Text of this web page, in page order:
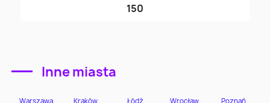
150
Inne miasta